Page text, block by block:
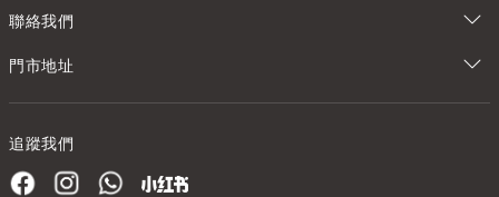
聯絡我們
門市地址
追蹤我們